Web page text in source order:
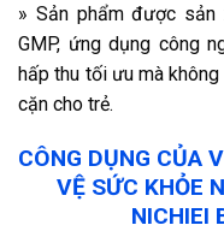
» Sản phẩm được
GMP, ứng dụng công
hấp thu tối ưu mà
cặn cho trẻ.
CÔNG DỤNG CỦA
VỆ SỨC KHỎE
NICHIEI